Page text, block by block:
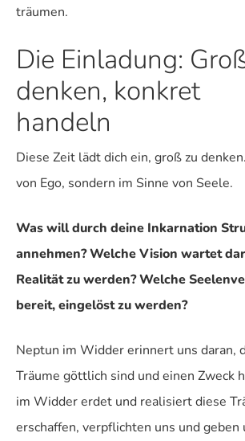
träumen.
Die Einladung:
denken, konkret
handeln
Diese Zeit lädt dich ein, groß zu
von Ego, sondern im Sinne von Seele.
Was will durch deine Inkarnation
annehmen? Welche Vision wartet
Realität zu werden? Welche
bereit, eingelöst zu werden?
Neptun im Widder erinnert uns daran,
Träume göttlich sind und einen Zweck
im Widder erdet und realisiert diese
erschaffen, verpflichten uns und